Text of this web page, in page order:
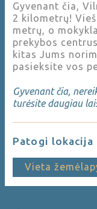
Gyvenant čia,
2 kilometrų!
metrų, o
prekybos
kitas Jums
pasieksite vos
Gyvenant čia,
turėsite daugiau
Patogi lokacija
Vieta